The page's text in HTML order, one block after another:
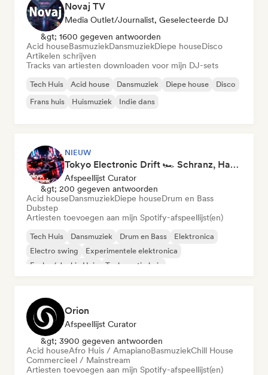
Novaj TV
Media Outlet/Journalist, Geselecteerde DJ
&gt; 1600 gegeven antwoorden
Acid houseBasmuziekDansmuziekDiepe houseDisco
Artikelen schrijven
Tracks van artiesten downloaden voor mijn DJ-sets
Tech Huis Acid house Dansmuziek Diepe house
Disco
Frans huis
Huismuziek Indie dans
NIEUW
Tokyo Electronic Drift 🏎️ Schranz, Hard Techno & Anime EDM
Afspeellijst Curator
&gt; 200 gegeven antwoorden
Acid houseDansmuziekDiepe houseDrum en Bass
Dubstep
Artiesten toevoegen aan mijn Spotify-afspeellijst(en)
Tech Huis Dansmuziek Drum en Bass
Elektronica
Electro swing
Experimentele elektronica
Funky / Jackin Huis
Toekomstig huis
Orion
Afspeellijst Curator
&gt; 3900 gegeven antwoorden
Acid houseAfro Huis / AmapianoBasmuziekChill House
Commercieel / Mainstream
Artiesten toevoegen aan mijn Spotify-afspeellijst(en)